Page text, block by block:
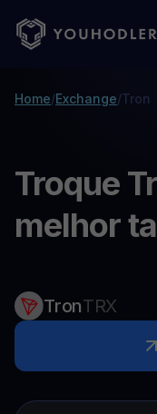
Home/Exchange/Tron
Troque
melhor
TronTRX